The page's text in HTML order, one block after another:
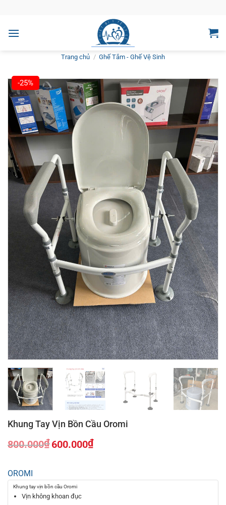
nội
Trang chủ / Ghế Tắm - Ghế Vệ Sinh
-25%
Khung Tay Vịn Bồn Cầu Oromi
800.000₫
là:
800.000₫.
600.000₫
tại
là:
600.000₫.
OROMI
Khung tay vịn bồn cầu Oromi
Vịn không khoan đục